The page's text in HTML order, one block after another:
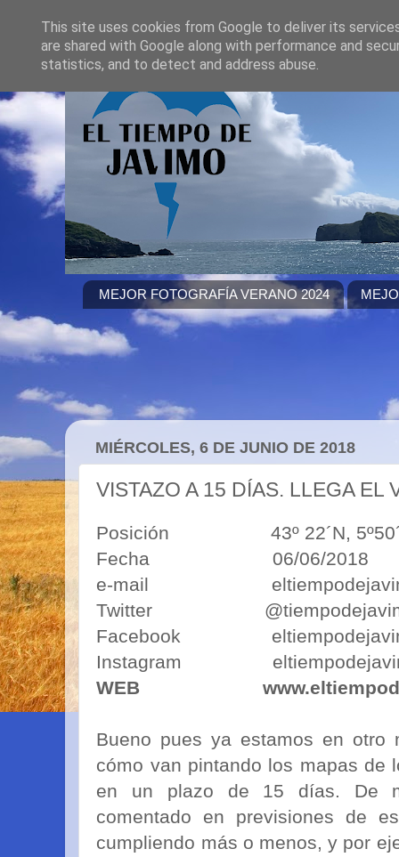
MEJOR FOTOGRAFÍA VERANO 2024
MIÉRCOLES, 6 DE JUNIO DE 2018
VISTAZO A 15 DÍAS. LLEGA EL
Posición 43º 22´N, 5º50´O
Fecha 06/06/2018
e-mail
Twitter
Facebook
Instagram
WEB
Bueno pues ya estamos en otro
cómo van pintando los mapas de
en un plazo de 15 días. De
comentado en previsiones de
cumpliendo más o menos, y por
This site uses cookies from Google to deliver its
are shared with Google along with performance and
statistics, and to detect and address abuse.